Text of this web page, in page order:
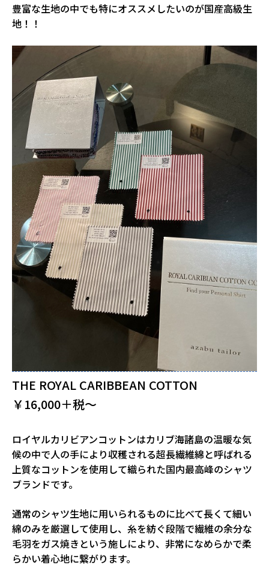
豊富な生地の中でも特にオススメしたいのが国産高級生
地！！
THE ROYAL CARIBBEAN COTTON
￥16,000＋税～
ロイヤルカリビアンコットンはカリブ海諸島の温暖な気
候の中で人の手により収穫される超長繊維綿と呼ばれる
上質なコットンを使用して織られた国内最高峰のシャツ
ブランドです。
通常のシャツ生地に用いられるものに比べて長くて細い
綿のみを厳選して使用し、糸を紡ぐ段階で繊維の余分な
毛羽をガス焼きという施しにより、非常になめらかで柔
らかい着心地に繋がります。